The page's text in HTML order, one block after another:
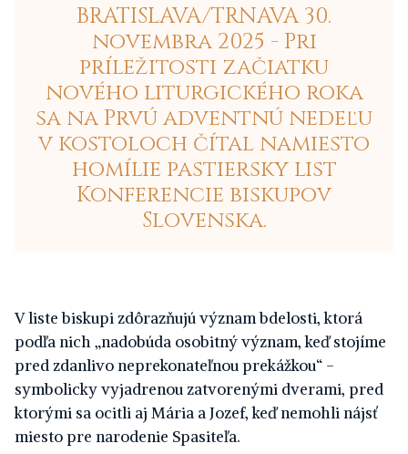
BRATISLAVA/TRNAVA 30.
novembra 2025 - Pri
príležitosti začiatku
nového liturgického roka
sa na Prvú adventnú nedeľu
v kostoloch čítal namiesto
homílie pastiersky list
Konferencie biskupov
Slovenska.
Vliste biskupi zdôrazňujú význam bdelosti, ktorá
podľa nich „nadobúda osobitný význam, keď stojíme
pred zdanlivo neprekonateľnou prekážkou“ -
symbolicky vyjadrenou zatvorenými dverami, pred
ktorými sa ocitli aj Mária a Jozef, keď nemohli nájsť
miesto pre narodenie Spasiteľa.